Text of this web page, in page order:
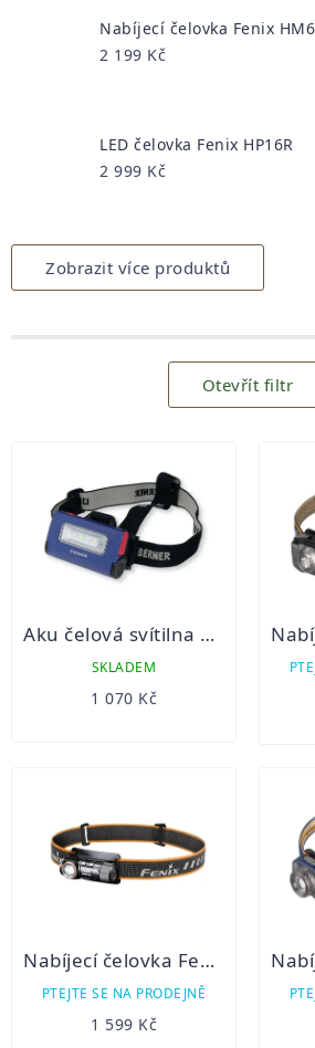
Nabíjecí čelovka Fenix
2 199 Kč
LED čelovka Fenix HP16R
2 999 Kč
Zobrazit více produktů
Otevřít filtr
Aku čelová svítilna 2 v 1
SKLADEM
1 070 Kč
Nabíjecí čelovka Fenix HM50R V2.0
PTEJTE SE NA PRODEJNĚ
1 599 Kč